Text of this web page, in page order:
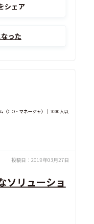
シェア
った
（CIO・マネージャ）｜1000人以
投稿日： 2019年03月27日
ソリューショ